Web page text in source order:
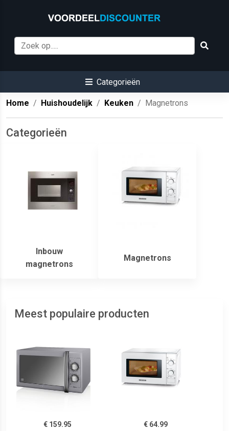
Categorieën
Home Huishoudelijk Keuken Magnetrons
Categorieën
Inbouw
magnetrons
Magnetrons
Meest populaire producten
€ 159.95
€ 64.99